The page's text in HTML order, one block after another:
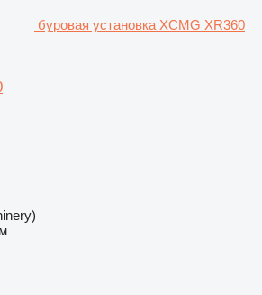
буровая установка XCMG XR360